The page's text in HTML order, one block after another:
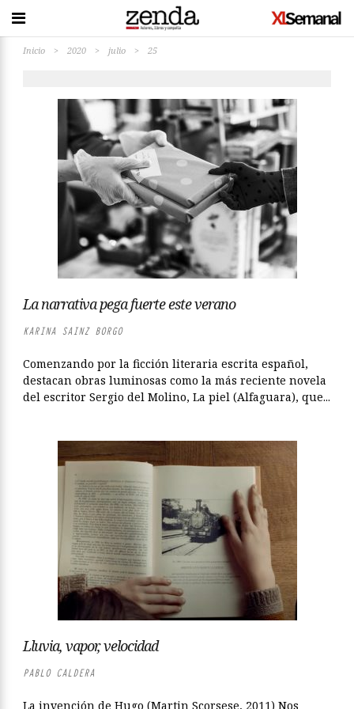
Inicio > 2020 > julio > 25
La narrativa pega fuerte este verano
KARINA SAINZ BORGO
Comenzando por la ficción literaria escrita español,
destacan obras luminosas como la más reciente novela
del escritor Sergio del Molino, La piel (Alfaguara), que...
Lluvia, vapor, velocidad
PABLO CALDERA
La invención de Hugo (Martin Scorsese, 2011) Nos